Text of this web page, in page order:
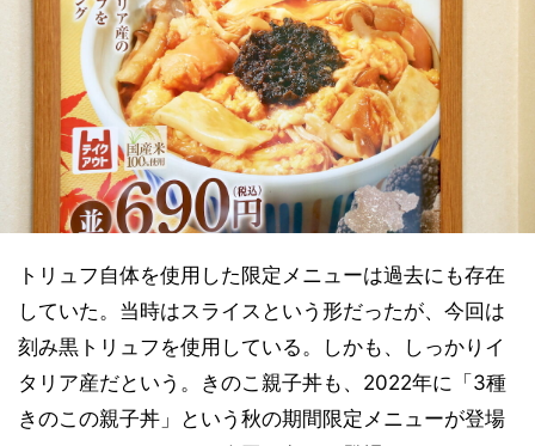
トリュフ自体を使用した限定メニューは過去にも存在
していた。当時はスライスという形だったが、今回は
刻み黒トリュフを使用している。しかも、しっかりイ
タリア産だという。きのこ親子丼も、2022年に「3種
きのこの親子丼」という秋の期間限定メニューが登場